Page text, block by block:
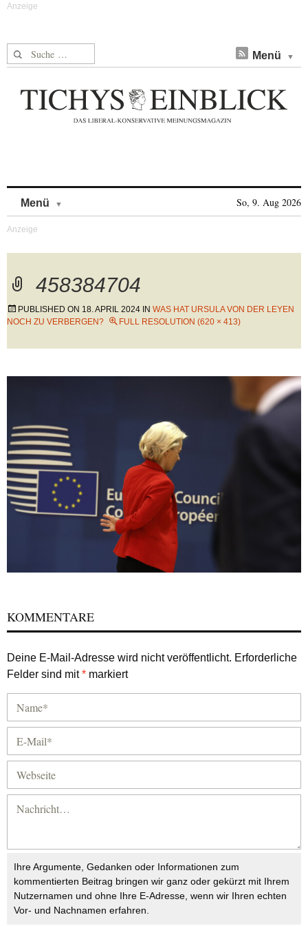
Suche nach: Menü
Menü So, 9. Aug 2026
458384704
PUBLISHED ON 18. APRIL 2024 IN WAS HAT URSULA VON DER LEYEN
NOCH ZU VERBERGEN?
FULL RESOLUTION (620 × 413)
KOMMENTARE
Deine E-Mail-Adresse wird nicht veröffentlicht. Erforderliche
Felder sind mit* markiert
Ihre Argumente, Gedanken oder Informationen zum
kommentierten Beitrag bringen wir ganz oder gekürzt mit Ihrem
Nutzernamen und ohne Ihre E-Adresse, wenn wir Ihren echten
Vor- und Nachnamen erfahren.